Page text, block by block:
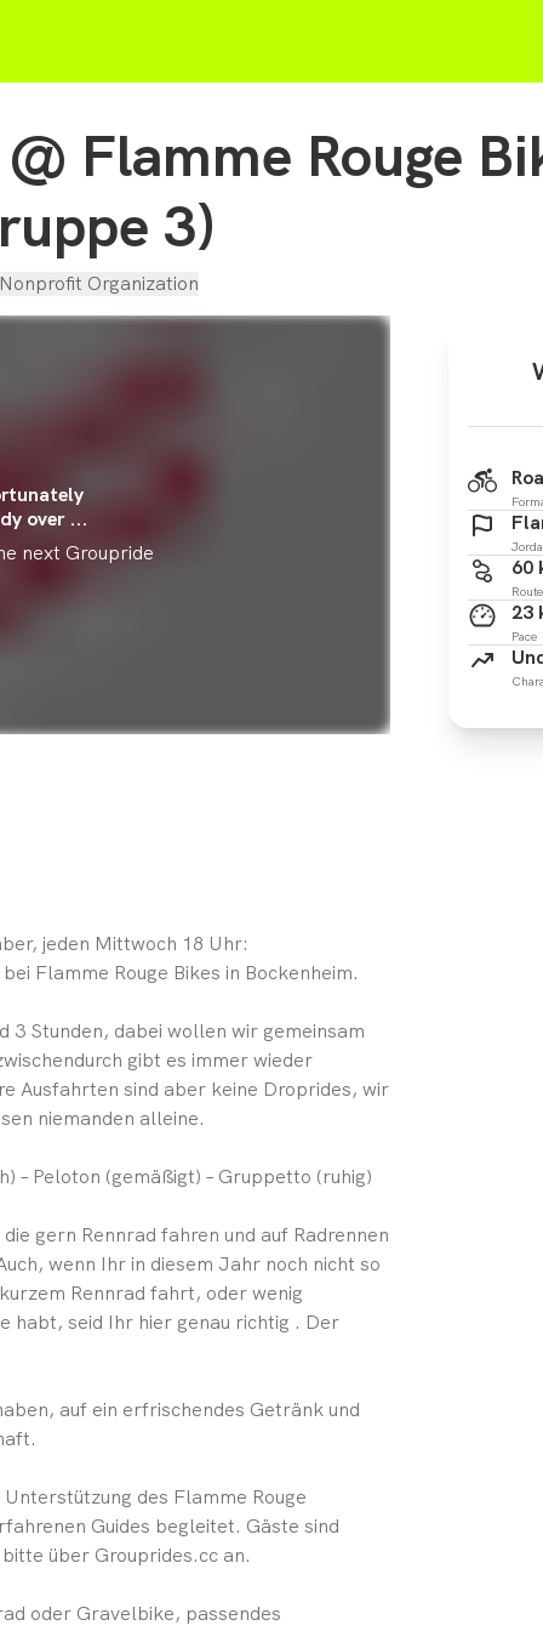
Flamme Rouge
3)
Nonprofit Organization
over ...
next Groupride
jeden Mittwoch 18 Uhr:
Flamme Rouge Bikes in Bockenheim.
3 Stunden, dabei wollen wir gemeinsam
gibt es immer wieder
Ausfahrten sind aber keine Droprides, wir
niemanden alleine.
– Peloton (gemäßigt) – Gruppetto (ruhig)
gern Rennrad fahren und auf Radrennen
wenn Ihr in diesem Jahr noch nicht so
Rennrad fahrt, oder wenig
habt, seid Ihr hier genau richtig . Der
auf ein erfrischendes Getränk und
des Flamme Rouge
Guides begleitet. Gäste sind
über Grouprides.cc an.
oder Gravelbike, passendes
60
Route
23
Pace